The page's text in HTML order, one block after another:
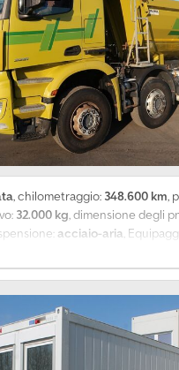
, chilometraggio: 348.600 km,
32.000 kg, dimensione degli
acciaio-aria,
gancio traino
(presa di forza) EBS Sistema
e oscillante piastra della
rimorchio Pesi: Carico del
kg Peso totale del treno: 64.000